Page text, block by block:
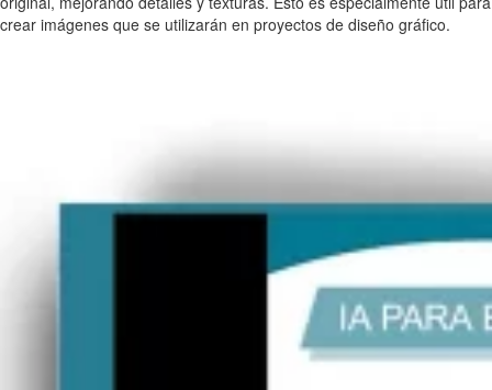
crear imágenes que se utilizarán en proyectos de diseño gráfico.